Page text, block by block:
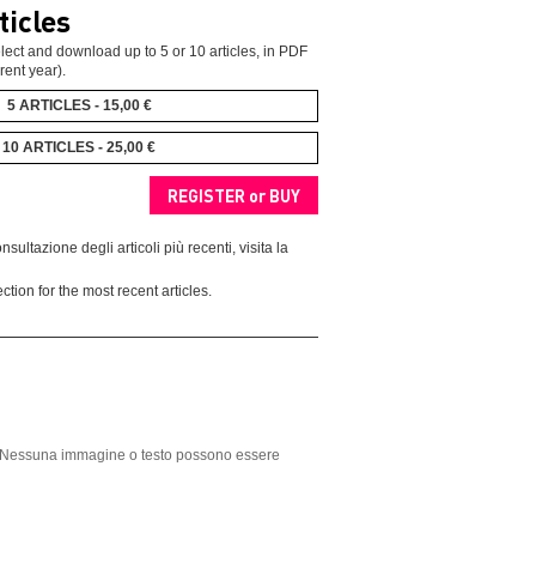
and download up to 5 or 10 articles, in PDF
year).
5 ARTICLES - 15,00 €
10 ARTICLES - 25,00 €
degli articoli più recenti, visita la
for the most recent articles.
immagine o testo possono essere